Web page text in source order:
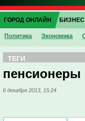
ГОРОД ОНЛАЙН
Политика Экономика
ТЕГИ
пенсионеры
6 декабря 2013, 15:24